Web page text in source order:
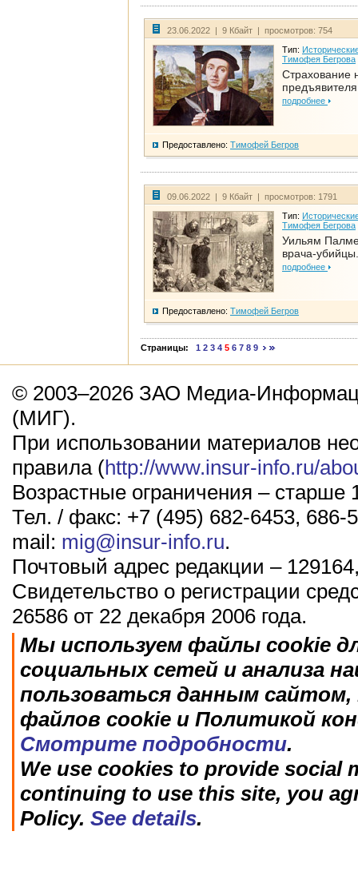
23.06.2022 | 9 Кбайт | просмотров: 754
Тип:
Тимофея Бегрова
Страхование
предъявителя
подробнее
Предоставлено: Тимофей Бегров
09.06.2022 | 9 Кбайт | просмотров: 1791
Тип:
Тимофея Бегрова
Уильям
врача-
подробнее
Предоставлено: Тимофей Бегров
Страницы: 1 2 3 4 5 6 7 8 9
© 2003–2026 ЗАО Медиа-
(МИГ).
При использовании материалов
правила (http://www.insur-info.ru/
Возрастные ограничения – старше
Тел. / факс: +7 (495) 682-6453, 686-
mail: mig@insur-info.ru.
Почтовый адрес редакции –
Свидетельство о регистрации
26586 от 22 декабря 2006 года.
Мы используем файлы cookie
социальных сетей и анализа
пользоваться данным
файлов cookie и Политикой
Смотрите подробности.
We use cookies to provide social
continuing to use this site, you
Policy. See details.